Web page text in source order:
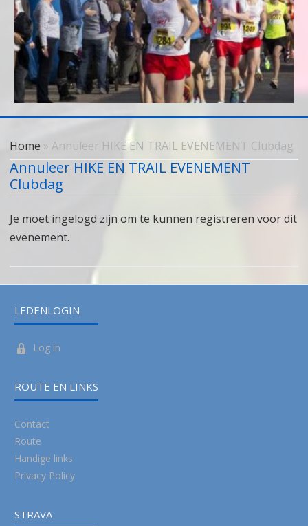
content
Home » Annuleer HIKE EN TRAIL EVENEMENT Clubdag
Annuleer HIKE EN TRAIL EVENEMENT
Clubdag
Je moet ingelogd zijn om te kunnen registreren voor dit
evenement.
LEDENLOGIN
Log in
ROUTE EN LINKS
Contact
Route
Handige links
Privacy Policy
STRAVA